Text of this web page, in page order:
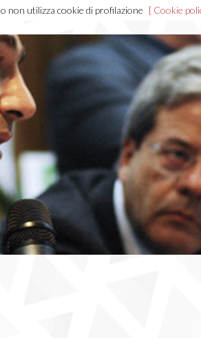
Home Chi sono
non utilizza cookie di profilazione [ Cookie